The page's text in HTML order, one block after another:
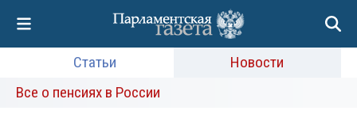
Статьи
Новости
Все о пенсиях в России